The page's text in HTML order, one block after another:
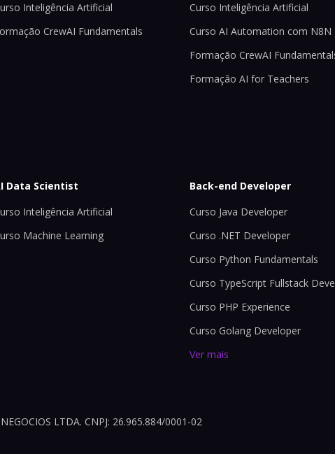
Inteligência Artificial
CrewAI Fundamentals
Curso Inteligência Artificial
Curso AI Automation com N8N
Formação CrewAI
Formação AI for Teachers
Data Scientist
Inteligência Artificial
Machine Learning
Back-end Developer
Curso Java Developer
Curso .NET Developer
Curso Python Fundamentals
Curso TypeScript Fullstack
Curso PHP Experience
Curso Golang Developer
Ver mais
LTDA. CNPJ: 26.965.884/0001-02